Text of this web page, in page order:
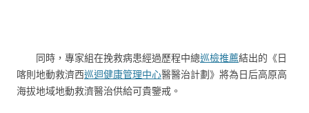
同時，專家組在挽救病患經過歷程中總巡檢推薦結出的《日
喀則地動救濟西巡迴健康管理中心醫醫治計劃》將為日后高原高
海拔地域地動救濟醫治供給可貴鑒戒。